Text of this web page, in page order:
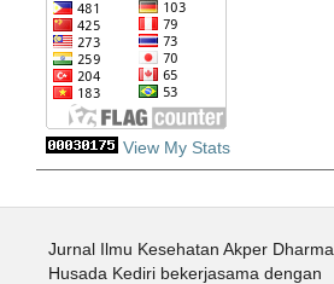
View My Stats
Jurnal Ilmu Kesehatan Akper Dharma
Husada Kediri bekerjasama dengan